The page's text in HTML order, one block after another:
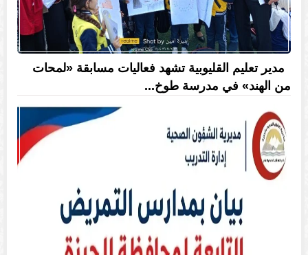
مدير تعليم القليوبية تشهد فعاليات مسابقة «لمحات
من الهند» في مدرسة طوخ...